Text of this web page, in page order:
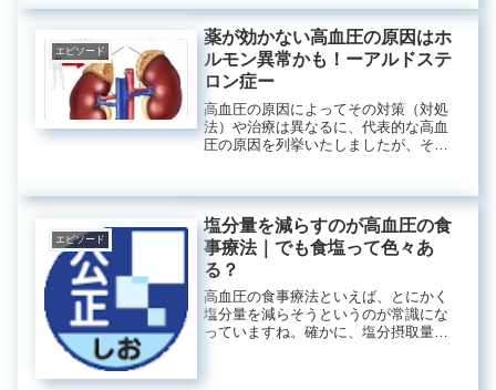
の高血圧人口は、約４３００万人と推
定されています。高...
エピソード
薬が効かない高血圧の原因はホ
ルモン異常かも！ーアルドステ
ロン症ー
高血圧の原因によってその対策（対処
法）や治療は異なるに、代表的な高血
圧の原因を列挙いたしましたが、その
テロン症 クッシング症候群 褐色細胞腫
原発性アルドステロン症今日は、...
エピソード
塩分量を減らすのが高血圧の食
事療法｜でも食塩って色々あ
る？
高血圧の食事療法といえば、とにかく
塩分量を減らそうというのが常識にな
っていますね。確かに、塩分摂取量を